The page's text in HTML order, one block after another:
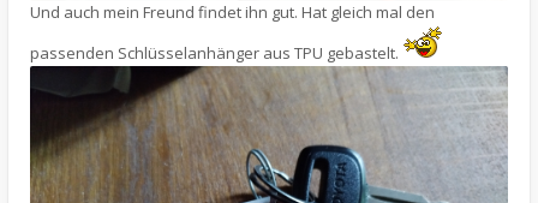
Und auch mein Freund findet ihn gut. Hat gleich mal den
passenden Schlüsselanhänger aus TPU gebastelt.